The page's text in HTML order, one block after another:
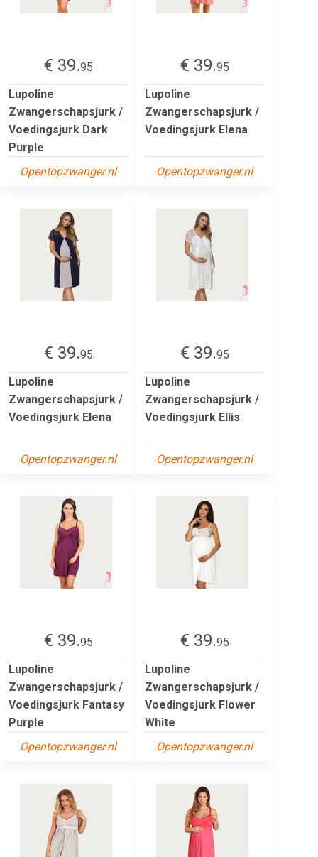
€ 39.95
Lupoline
Zwangerschapsjurk /
Voedingsjurk Dark
Purple
Opentopzwanger.nl
€ 39.95
Lupoline
Zwangerschapsjurk /
Voedingsjurk Elena
Opentopzwanger.nl
€ 39.95
Lupoline
Zwangerschapsjurk /
Voedingsjurk Elena
Opentopzwanger.nl
€ 39.95
Lupoline
Zwangerschapsjurk /
Voedingsjurk Ellis
Opentopzwanger.nl
€ 39.95
Lupoline
Zwangerschapsjurk /
Voedingsjurk Fantasy
Purple
Opentopzwanger.nl
€ 39.95
Lupoline
Zwangerschapsjurk /
Voedingsjurk Flower
White
Opentopzwanger.nl